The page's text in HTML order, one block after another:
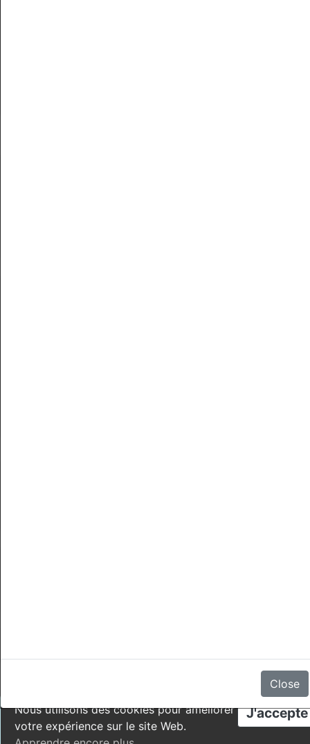
Close
J'accepte
Nous utilisons des cookies pour améliorer
votre expérience sur le site Web.